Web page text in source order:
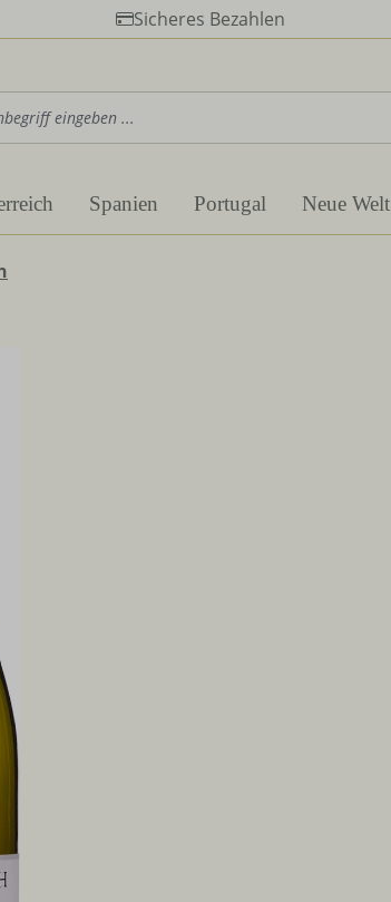
Sicheres Bezahlen
Spanien Portugal Neue Welt